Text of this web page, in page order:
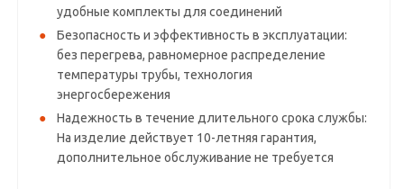
удобные комплекты для соединений
Безопасность и эффективность в эксплуатации:
без перегрева, равномерное распределение
температуры трубы, технология
энергосбережения
Надежность в течение длительного срока службы:
На изделие действует 10-летняя гарантия,
дополнительное обслуживание не требуется